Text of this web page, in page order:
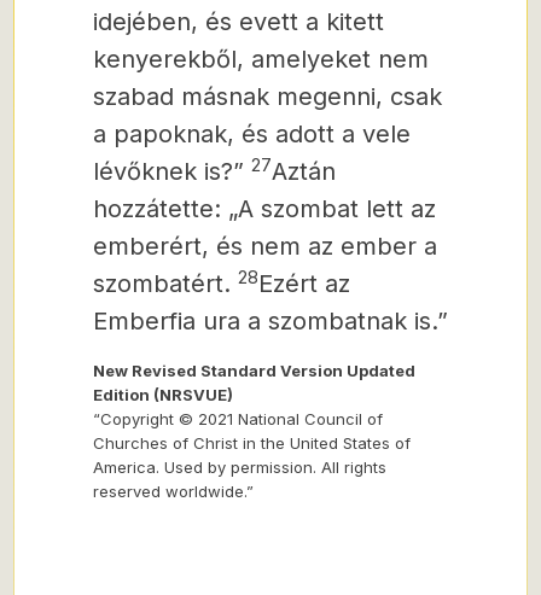
idejében, és evett a kitett
kenyerekből, amelyeket nem
szabad másnak megenni, csak
a papoknak, és adott a vele
lévőknek is?” 27Aztán
hozzátette: „A szombat lett az
emberért, és nem az ember a
szombatért. 28Ezért az
Emberfia ura a szombatnak is.”
New Revised Standard Version Updated
Edition (NRSVUE)
“Copyright © 2021 National Council of
Churches of Christ in the United States of
America. Used by permission. All rights
reserved worldwide.”